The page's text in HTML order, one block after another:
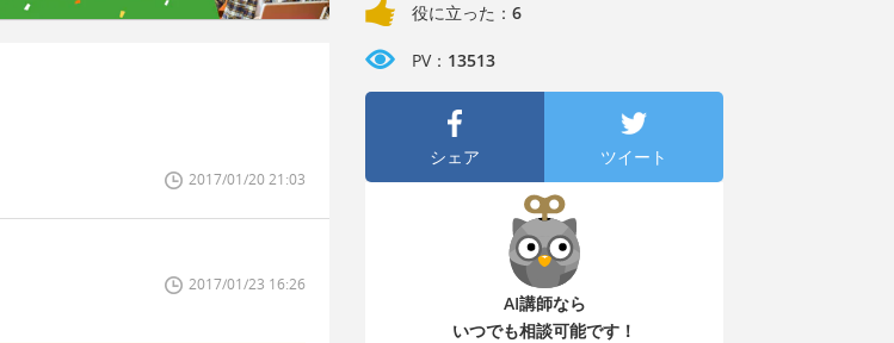
2017/01/20 21:03
2017/01/23 16:26
役に立った： 6
PV： 13513
シェア ツイート
AI講師なら
いつでも相談可能です！